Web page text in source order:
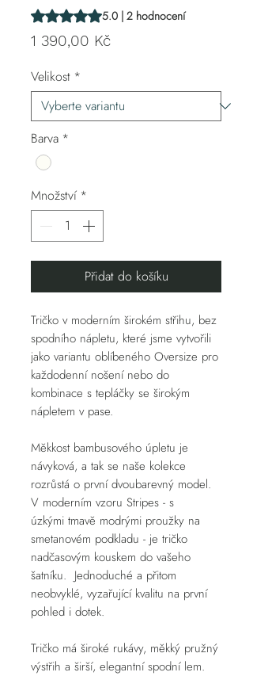
Hodnocení je 5.0 z pěti hvězdiček na
5.0 | 2 hodnocení
1 390,00 KčCena
Velikost *
Barva *
Množství *
Přidat do košíku
Tričko v moderním širokém střihu, bez
spodního nápletu, které jsme vytvořili
jako variantu oblíbeného Oversize pro
každodenní nošení nebo do
kombinace s tepláčky se širokým
nápletem v pase.
Měkkost bambusového úpletu je
návyková, a tak se naše kolekce
rozrůstá o první dvoubarevný model.
V moderním vzoru Stripes - s
úzkými tmavě modrými proužky na
smetanovém podkladu - je tričko
nadčasovým kouskem do vašeho
šatníku. Jednoduché a přitom
neobvyklé, vyzařující kvalitu na první
pohled i dotek.
Tričko má široké rukávy, měkký pružný
výstřih a širší, elegantní spodní lem.